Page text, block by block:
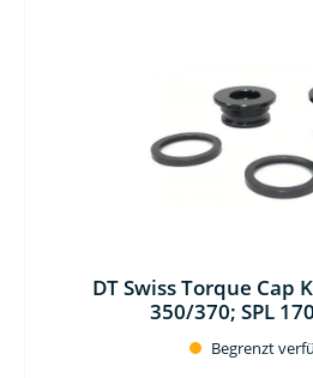
DT Swiss Torque Cap
350/370; SPL
Begrenzt